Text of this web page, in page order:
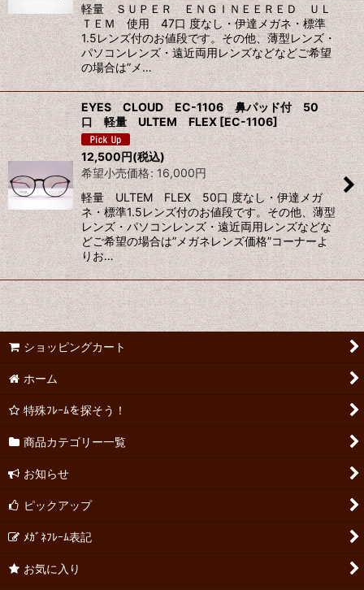
軽量 ＳＵＰＥＲ ＥＮＧＩＮＥＥＲＥＤ ＵＬ
ＴＥＭ 使用 47口 度なし・伊達メガネ・標準
1.5レンズ付のお値段です。その他、薄型レンズ・
パソコンレンズ・遠近両用レンズなどなどご希望
の場合は”メ…
EYES CLOUD EC-1106 鼻パッド付 50
口 軽量 ULTEM FLEX [EC-1106]
12,500円(税込)
希望小売価格: 16,000円
軽量 ULTEM FLEX 50口 度なし・伊達メガ
ネ・標準1.5レンズ付のお値段です。その他、薄型
レンズ・パソコンレンズ・遠近両用レンズなどな
どご希望の場合は”メガネレンズ価格”コーナーよ
りお…
ショッピングカート
ホーム
特殊ﾌﾚｰﾑを探そう！
商品カテゴリー一覧
お知らせ
ピックアップ
ﾒｶﾞﾈﾌﾚｰﾑ表記
お気に入り